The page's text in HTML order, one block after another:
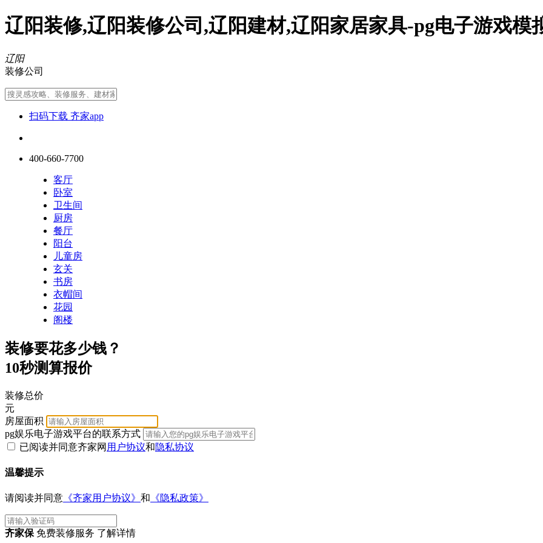
辽阳装修,辽阳装修公司,辽阳建材,辽阳家居家具-pg电子游戏模
辽阳
装修公司
扫码下载 齐家app
400-660-7700
客厅
卧室
卫生间
厨房
餐厅
阳台
儿童房
玄关
书房
衣帽间
花园
阁楼
装修要花多少钱？
10秒测算报价
装修总价
元
房屋面积
pg娱乐电子游戏平台的联系方式
已阅读并同意齐家网 用户协议和隐私协议
温馨提示
请阅读并同意 《齐家用户协议》 和 《隐私政策》
齐家保 免费装修服务 了解详情